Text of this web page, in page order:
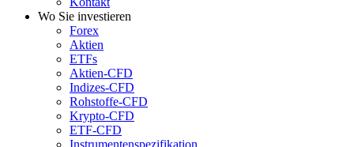
Wo Sie investieren
Forex
Aktien
ETFs
Aktien-CFD
Indizes-CFD
Rohstoffe-CFD
Krypto-CFD
ETF-CFD
Instrumentenspezifikation